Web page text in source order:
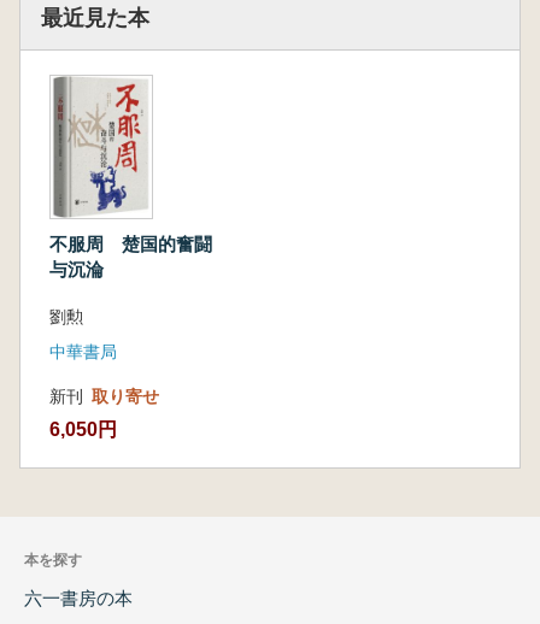
最近見た本
不服周 楚国的奮闘
与沉淪
劉勲
中華書局
新刊 取り寄せ
6,050円
本を探す
六一書房の本